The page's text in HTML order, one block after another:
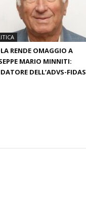
RENDE OMAGGIO A
MARIO MINNITI:
DELL’ADVS-FIDAS